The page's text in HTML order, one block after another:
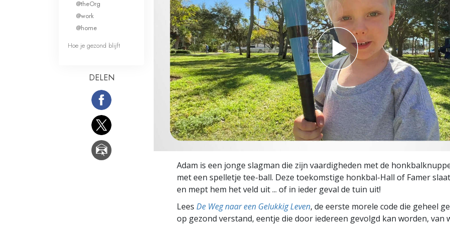
Wat is Grootheid?
Adam is een jonge slagman die zijn vaardigheden met de
met een spelletje tee-ball. Deze toekomstige honkbal-Hall of Famer
en mept hem het veld uit ... of in ieder geval de tuin uit!
Lees De Weg naar een Gelukkig Leven, de eerste morele code die geheel
op gezond verstand, eentje die door iedereen gevolgd kan worden, van
@theOrg
@work
@home
Hoe je gezond blijft
DELEN